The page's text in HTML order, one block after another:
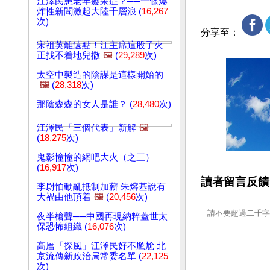
炸性新聞激起大陸千層浪 (16,267
次)
宋祖英離遠點！江主席這股子火
正找不着地兒撒 🖼️ (29,289次)
太空中製造的陰謀是這樣開始的
🖼️ (28,318次)
那陰森森的女人是誰？ (28,480次)
江澤民「三個代表」新解 🖼️
(18,275次)
鬼影憧憧的網吧大火（之三）
(16,917次)
李尉怕動亂抵制加薪 朱熔基說有
大禍由他頂着 🖼️ (20,456次)
夜半槍聲──中國再現納粹蓋世太
保恐怖組織 (16,076次)
高層「探風」江澤民好不尷尬 北
京流傳新政治局常委名單 (22,125
次)
分享至：
讀者留言反